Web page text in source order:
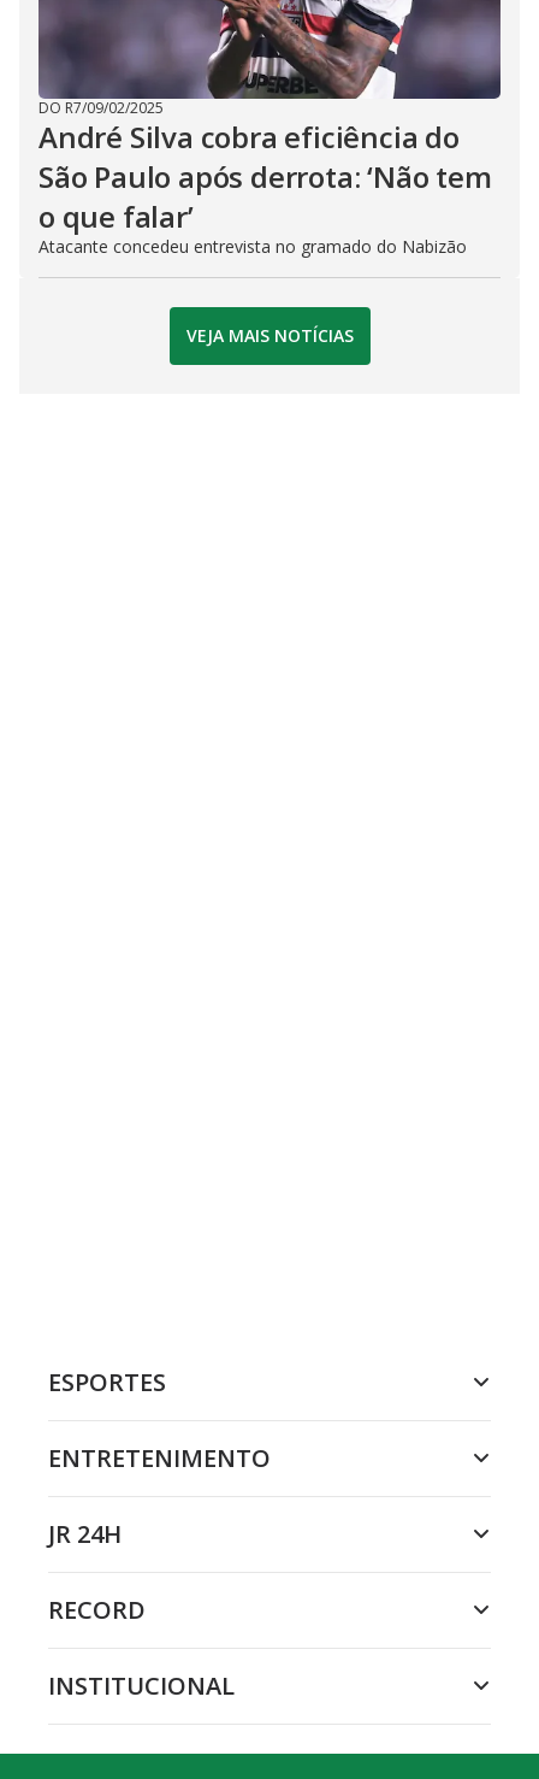
DO R7/09/02/2025
André Silva cobra eficiência do
São Paulo após derrota: ‘Não tem
o que falar’
Atacante concedeu entrevista no gramado do Nabizão
VEJA MAIS NOTÍCIAS
ESPORTES
ENTRETENIMENTO
JR 24H
RECORD
INSTITUCIONAL